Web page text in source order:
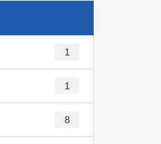
1
1
8